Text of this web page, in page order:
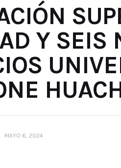
Y SEIS
MAYO 6, 2024